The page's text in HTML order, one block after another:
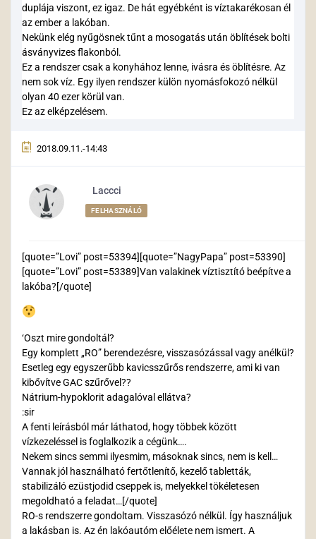
duplája viszont, ez igaz. De hát egyébként is víztakarékosan él
az ember a lakóban.
Nekünk elég nyűgösnek tűnt a mosogatás után öblítések bolti
ásványvizes flakonból.
Ez a rendszer csak a konyhához lenne, ivásra és öblítésre. Az
nem sok víz. Egy ilyen rendszer külön nyomásfokozó nélkül
olyan 40 ezer körül van.
Ez az elképzelésem.
2018.09.11.-14:43
Laccci
FELHASZNÁLÓ
[quote=”Lovi” post=53394][quote=”NagyPapa” post=53390]
[quote=”Lovi” post=53389]Van valakinek víztisztító beépítve a
lakóba?[/quote]
‘Oszt mire gondoltál?
Egy komplett „RO” berendezésre, visszasózással vagy anélkül?
Esetleg egy egyszerűbb kavicsszűrős rendszerre, ami ki van
kibővítve GAC szűrővel??
Nátrium-hypoklorit adagalóval ellátva?
:sir
A fenti leírásból már láthatod, hogy többek között
vízkezeléssel is foglalkozik a cégünk….
Nekem sincs semmi ilyesmim, másoknak sincs, nem is kell…
Vannak jól használható fertőtlenítő, kezelő tabletták,
stabilizáló ezüstjodid cseppek is, melyekkel tökéletesen
megoldható a feladat…[/quote]
RO-s rendszerre gondoltam. Visszasózó nélkül. Így használjuk
a lakásban is. Az én lakóautóm előélete nem ismert. A